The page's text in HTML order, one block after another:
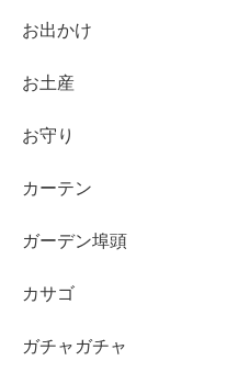
お出かけ
お土産
お守り
カーテン
ガーデン埠頭
カサゴ
ガチャガチャ